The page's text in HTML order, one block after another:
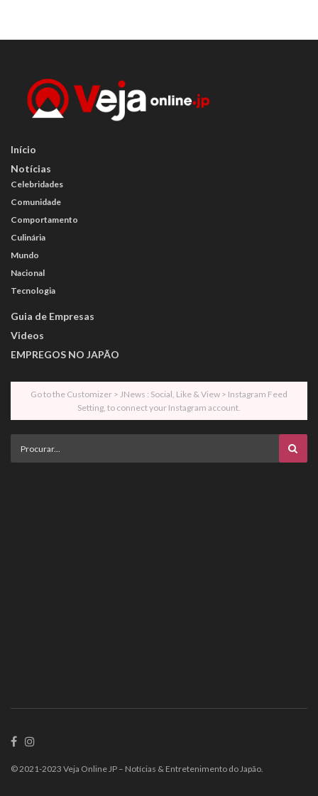
Início
Notícias
Celebridades
Comunidade
Comportamento
Culinária
Mundo
Nacional
Tecnologia
Guia de Empresas
Videos
EMPREGOS NO JAPÃO
Go to the Customizer > JNews : Social, Like & View > Instagram Feed
Setting, to connect your Instagram account.
© 2021-2023 Veja Online JP – Notícias & Entretenimento do Japão.